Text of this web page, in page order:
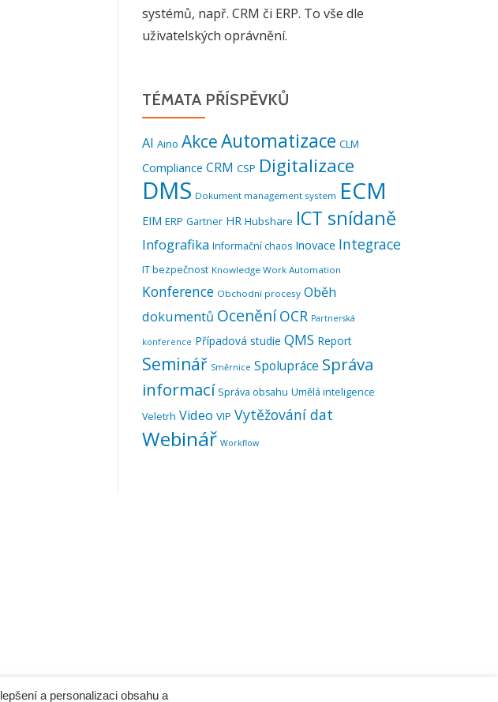
systémů, např. CRM či ERP. To vše dle
uživatelských oprávnění.
TÉMATA PŘÍSPĚVKŮ
AI Aino AkceAutomatizace CLM
Compliance CRM CSP Digitalizace
DMS Dokument management system ECM
EIM ERP Gartner HR Hubshare ICT snídaně
Infografika Informační chaos Inovace Integrace
IT bezpečnost Knowledge Work Automation
Konference Obchodní procesy Oběh
dokumentů Ocenění OCR Partnerská
konference Případová studie QMS Report
Seminář Směrnice Spolupráce Správa
informací Správa obsahu Umělá inteligence
Veletrh Video VIP Vytěžování dat
Webinář Workflow
a personalizaci obsahu a